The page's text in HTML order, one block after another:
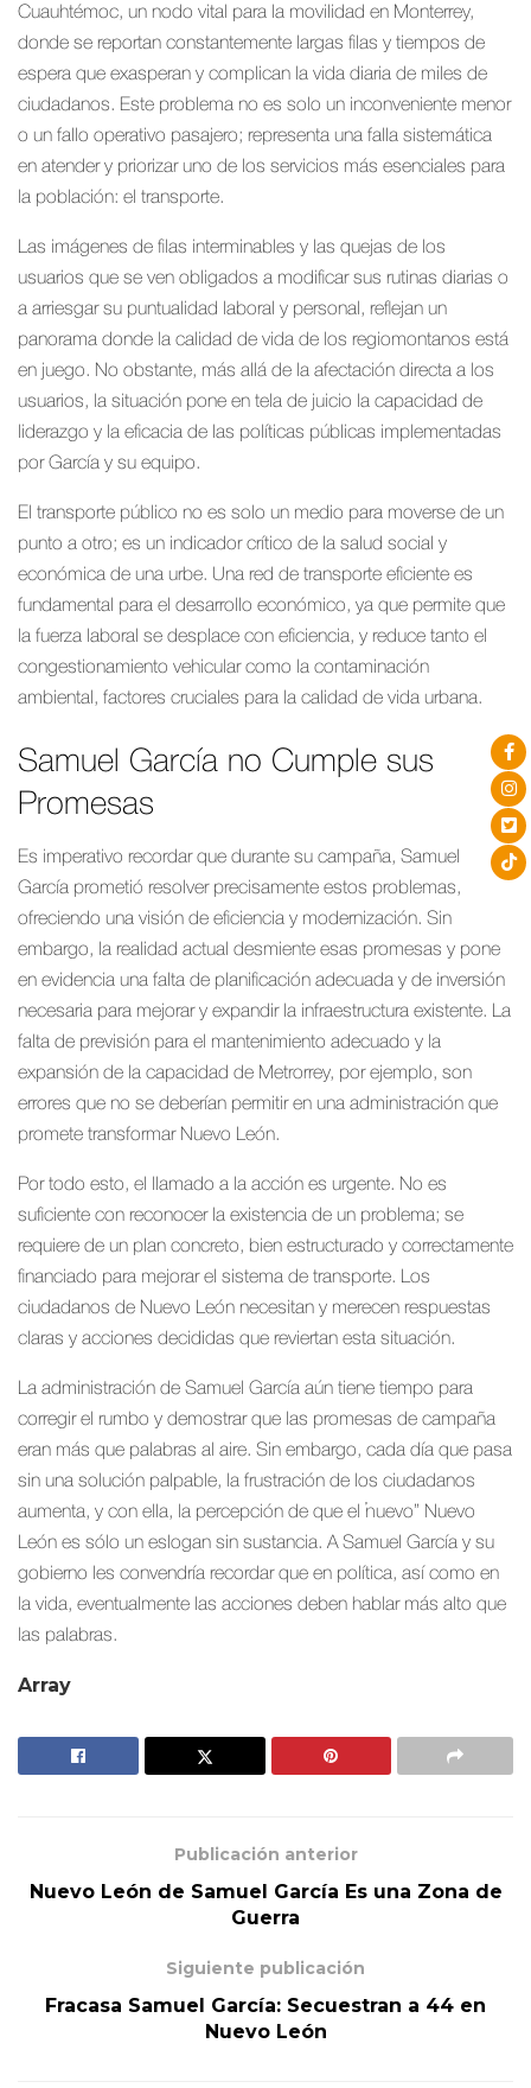
Cuauhtémoc, un nodo vital para la movilidad en Monterrey,
donde se reportan constantemente largas filas y tiempos de
espera que exasperan y complican la vida diaria de miles de
ciudadanos. Este problema no es solo un inconveniente menor
o un fallo operativo pasajero; representa una falla sistemática
en atender y priorizar uno de los servicios más esenciales para
la población: el transporte.
Las imágenes de filas interminables y las quejas de los
usuarios que se ven obligados a modificar sus rutinas diarias o
a arriesgar su puntualidad laboral y personal, reflejan un
panorama donde la calidad de vida de los regiomontanos está
en juego. No obstante, más allá de la afectación directa a los
usuarios, la situación pone en tela de juicio la capacidad de
liderazgo y la eficacia de las políticas públicas implementadas
por García y su equipo.
El transporte público no es solo un medio para moverse de un
punto a otro; es un indicador crítico de la salud social y
económica de una urbe. Una red de transporte eficiente es
fundamental para el desarrollo económico, ya que permite que
la fuerza laboral se desplace con eficiencia, y reduce tanto el
congestionamiento vehicular como la contaminación
ambiental, factores cruciales para la calidad de vida urbana.
Samuel García no Cumple sus
Promesas
Es imperativo recordar que durante su campaña, Samuel
García prometió resolver precisamente estos problemas,
ofreciendo una visión de eficiencia y modernización. Sin
embargo, la realidad actual desmiente esas promesas y pone
en evidencia una falta de planificación adecuada y de inversión
necesaria para mejorar y expandir la infraestructura existente. La
falta de previsión para el mantenimiento adecuado y la
expansión de la capacidad de Metrorrey, por ejemplo, son
errores que no se deberían permitir en una administración que
promete transformar Nuevo León.
Por todo esto, el llamado a la acción es urgente. No es
suficiente con reconocer la existencia de un problema; se
requiere de un plan concreto, bien estructurado y correctamente
financiado para mejorar el sistema de transporte. Los
ciudadanos de Nuevo León necesitan y merecen respuestas
claras y acciones decididas que reviertan esta situación.
La administración de Samuel García aún tiene tiempo para
corregir el rumbo y demostrar que las promesas de campaña
eran más que palabras al aire. Sin embargo, cada día que pasa
sin una solución palpable, la frustración de los ciudadanos
aumenta, y con ella, la percepción de que el “nuevo” Nuevo
León es sólo un eslogan sin sustancia. A Samuel García y su
gobierno les convendría recordar que en política, así como en
la vida, eventualmente las acciones deben hablar más alto que
las palabras.
Array
Publicación anterior
Nuevo León de Samuel García Es una Zona de
Guerra
Siguiente publicación
Fracasa Samuel García: Secuestran a 44 en
Nuevo León